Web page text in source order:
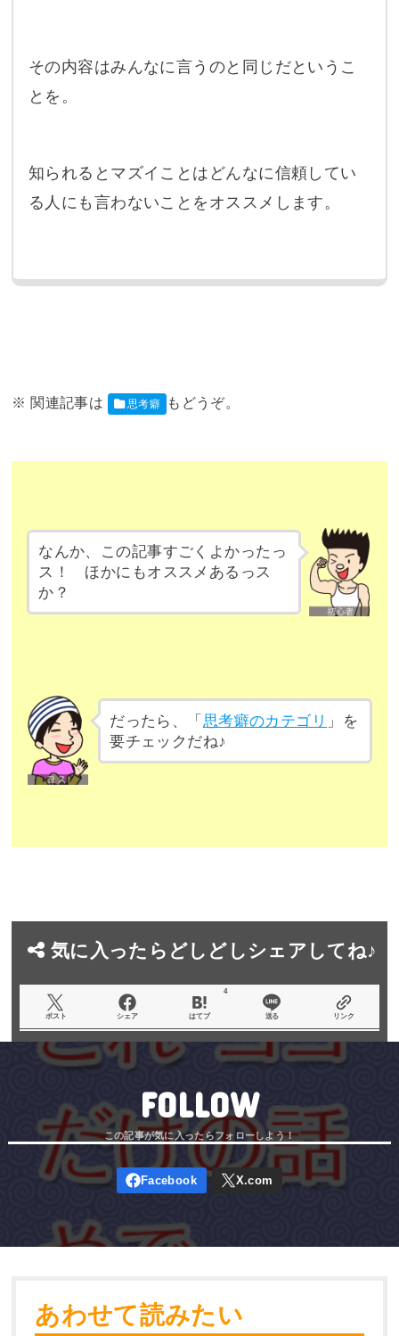
その内容はみんなに言うのと同じだというこ
とを。
知られるとマズイことはどんなに信頼してい
る人にも言わないことをオススメします。
思考癖
なんか、この記事すごくよかったっ
ス！ ほかにもオススメあるっス
か？
だったら、「 思考癖のカテゴリ 」を
要チェックだね♪
気に入ったらどしどしシェアしてね♪
ポスト シェア はてブ
4
送る リンク
FOLLOW
あわせて読みたい